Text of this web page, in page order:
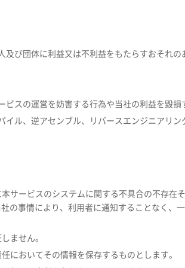
び団体に利益又は不利益をもたらすおそれの
スの運営を妨害する行為や当社の利益を毀損
ル、逆アセンブル、リバースエンジニアリ
サービスのシステムに関する不具合の不存在
の事情により、利用者に通知することなく、
ません。
においてその情報を保存するものとします。